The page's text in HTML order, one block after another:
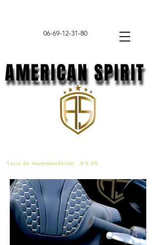
06-69-12-31-80
AMERICAN SPIRIT
AMERICAN SPIRIT
Taux de recommandation : 98,8%